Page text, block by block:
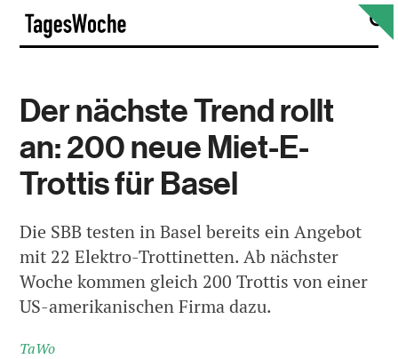
Skip
content
Der nächste Trend rollt
an: 200 neue Miet-E-
Trottis für Basel
Die SBB testen in Basel bereits ein Angebot
mit 22 Elektro-Trottinetten. Ab nächster
Woche kommen gleich 200 Trottis von einer
US-amerikanischen Firma dazu.
TaWo